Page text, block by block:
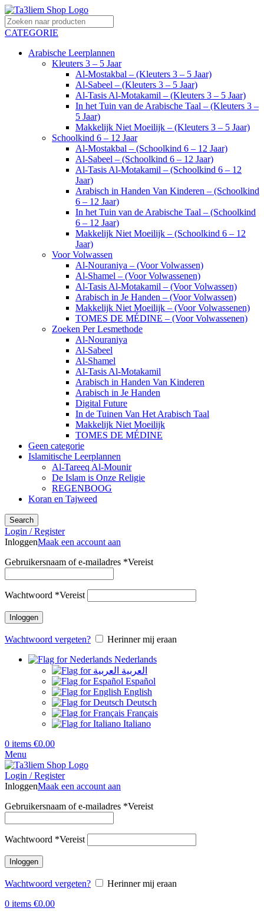
CATEGORIE
Arabische Leerplannen
Kleuters 3 – 5 Jaar
Al-Mostakbal – (Kleuters 3 – 5 Jaar)
Al-Sabeel – (Kleuters 3 – 5 Jaar)
Al-Tasis Al-Motakamil – (Kleuters 3 – 5 Jaar)
In het Tuin van de Arabische Taal – (Kleuters 3 –
5 Jaar)
Makkelijk Niet Moeilijk – (Kleuters 3 – 5 Jaar)
Schoolkind 6 – 12 Jaar
Al-Mostakbal – (Schoolkind 6 – 12 Jaar)
Al-Sabeel – (Schoolkind 6 – 12 Jaar)
Al-Tasis Al-Motakamil – (Schoolkind 6 – 12
Jaar)
Arabisch in Handen Van Kinderen – (Schoolkind
6 – 12 Jaar)
In het Tuin van de Arabische Taal – (Schoolkind
6 – 12 Jaar)
Makkelijk Niet Moeilijk – (Schoolkind 6 – 12
Jaar)
Voor Volwassen
Al-Nouraniya – (Voor Volwassen)
Al-Shamel – (Voor Volwassenen)
Al-Tasis Al-Motakamil – (Voor Volwassen)
Arabisch in Je Handen – (Voor Volwassen)
Makkelijk Niet Moeilijk – (Voor Volwassenen)
TOMES DE MÉDINE – (Voor Volwassenen)
Zoeken Per Lesmethode
Al-Nouraniya
Al-Sabeel
Al-Shamel
Al-Tasis Al-Motakamil
Arabisch in Handen Van Kinderen
Arabisch in Je Handen
Digital Future
In de Tuinen Van Het Arabisch Taal
Makkelijk Niet Moeilijk
TOMES DE MÉDINE
Geen categorie
Islamitische Leerplannen
Al-Tareeq Al-Mounir
De Islam is Onze Religie
REGENBOOG
Koran en Tajweed
Search
Login / Register
InloggenMaak een account aan
Gebruikersnaam of e-mailadres *Vereist
Wachtwoord *Vereist
Inloggen
Wachtwoord vergeten?
Herinner mij eraan
Nederlands
العربية
Español
English
Deutsch
Français
Italiano
0 items €0.00
Menu
Login / Register
InloggenMaak een account aan
Gebruikersnaam of e-mailadres *Vereist
Wachtwoord *Vereist
Inloggen
Wachtwoord vergeten?
Herinner mij eraan
0 items €0.00